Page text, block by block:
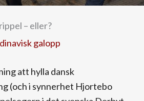
– eller?
galopp
att hylla dansk
(och i synnerhet Hjortebo